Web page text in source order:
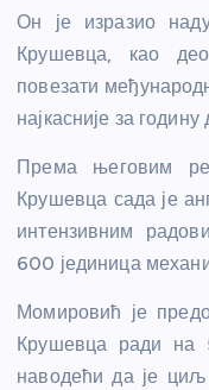
Он је изразио
Крушевца, као
повезати
најкасније за годину
Према његовим
Крушевца сада је
интензивним
600 јединица
Момировић је
Крушевца ради на
наводећи да је